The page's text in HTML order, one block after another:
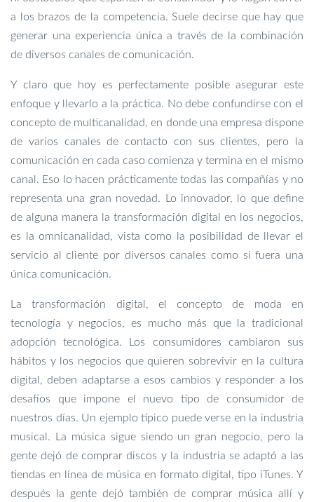
a los brazos de la competencia. Suele decirse que hay que
generar una experiencia única a través de la combinación
de diversos canales de comunicación.
Y claro que hoy es perfectamente posible asegurar este
enfoque y llevarlo a la práctica. No debe confundirse con el
concepto de multicanalidad, en donde una empresa dispone
de varios canales de contacto con sus clientes, pero la
comunicación en cada caso comienza y termina en el mismo
canal. Eso lo hacen prácticamente todas las compañías y no
representa una gran novedad. Lo innovador, lo que define
de alguna manera la transformación digital en los negocios,
es la omnicanalidad, vista como la posibilidad de llevar el
servicio al cliente por diversos canales como si fuera una
única comunicación.
La transformación digital, el concepto de moda en
tecnología y negocios, es mucho más que la tradicional
adopción tecnológica. Los consumidores cambiaron sus
hábitos y los negocios que quieren sobrevivir en la cultura
digital, deben adaptarse a esos cambios y responder a los
desafíos que impone el nuevo tipo de consumidor de
nuestros días. Un ejemplo típico puede verse en la industria
musical. La música sigue siendo un gran negocio, pero la
gente dejó de comprar discos y la industria se adaptó a las
tiendas en línea de música en formato digital, tipo iTunes. Y
después la gente dejó también de comprar música allí y